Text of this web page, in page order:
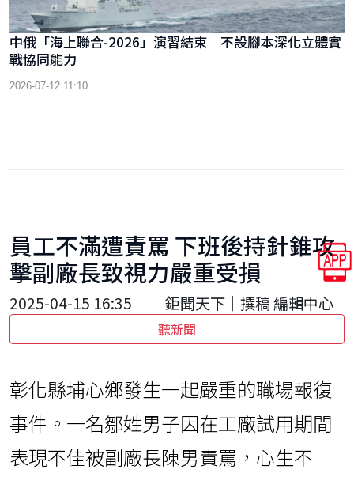
中俄「海上聯合-2026」演習結束 不設腳本深化立體實
戰協同能力
2026-07-12 11:10
員工不滿遭責罵 下班後持針錐攻
擊副廠長致視力嚴重受損
2025-04-15 16:35 鉅聞天下｜撰稿 編輯中心
聽新聞
彰化縣埔心鄉發生一起嚴重的職場報復
事件。一名鄒姓男子因在工廠試用期間
表現不佳被副廠長陳男責罵，心生不